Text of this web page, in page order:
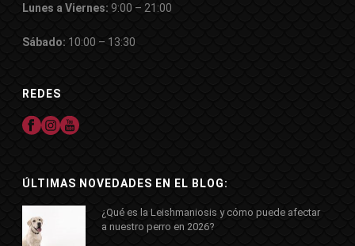
Lunes a Viernes:9:00 – 21:00
Sábado: 10:00 – 13:30
REDES
ÚLTIMAS NOVEDADES EN EL BLOG:
¿Qué es la Leishmaniosis y cómo puede afectar
a nuestro perro en 2026?